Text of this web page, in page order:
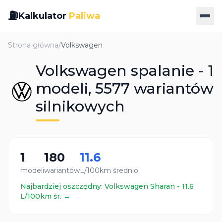
⛽Kalkulator Paliwa
Strona główna/Volkswagen
Volkswagen spalanie - 1
modeli, 5577 wariantów
silnikowych
1
modeli
180
wariantów
11.6
L/100km średnio
Najbardziej oszczędny: Volkswagen Sharan - 11.6
L/100km śr. →